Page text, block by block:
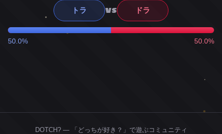
トラ VS ドラ
50.0% 50.0%
DOTCH? — 「どっちが好き？」で遊ぶコミュニティ